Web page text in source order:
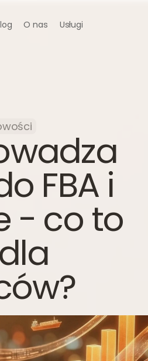
O nas Usługi
FBA i
- co to